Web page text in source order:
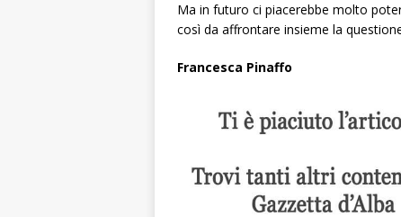
Ma in futuro ci piacerebbe molto
così da affrontare insieme la
Francesca Pinaffo